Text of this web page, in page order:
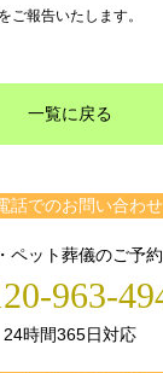
ご報告いたします。
一覧に戻る
話でのお問い合わせ
ペット葬儀のご予
963-
24時間365日対応